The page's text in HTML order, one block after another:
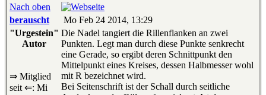
Nach oben
berauscht
Mo Feb 24 2014, 13:29
"Urgestein"
Autor
⇒ Mitglied
seit ⇐: Mi
Die Nadel tangiert die Rillenflanken an zwei
Punkten. Legt man durch diese Punkte senkrecht
eine Gerade, so ergibt deren Schnittpunkt den
Mittelpunkt eines Kreises, dessen Halbmesser wohl
mit R bezeichnet wird.
Bei Seitenschrift ist der Schall durch seitliche